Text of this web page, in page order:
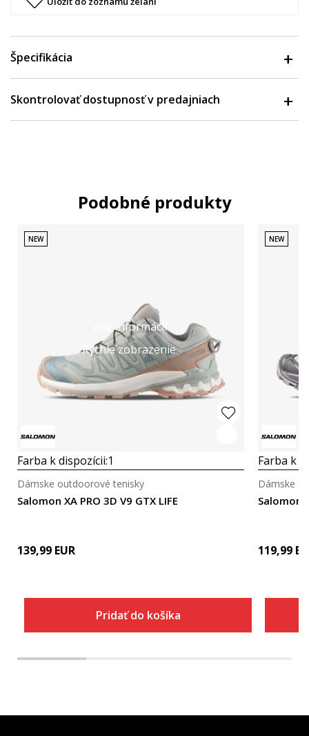
Špecifikácia
Skontrolovať dostupnosť v predajniach
Podobné produkty
Viac informácií
Rýchle zobrazenie
NEW
Farba k dispozícii:1
Salomon XA PRO 3D V9 GTX LIFE
Dámske outdoorové tenisky
139,99 EUR
Pridať do košíka
NEW
Farba k
Salomon
Dámske
119,99